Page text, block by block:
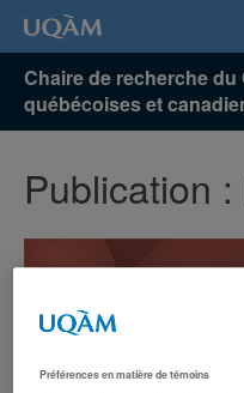
Chaire de recherche
québécoises et
Publication
Préférences en matière de témoins